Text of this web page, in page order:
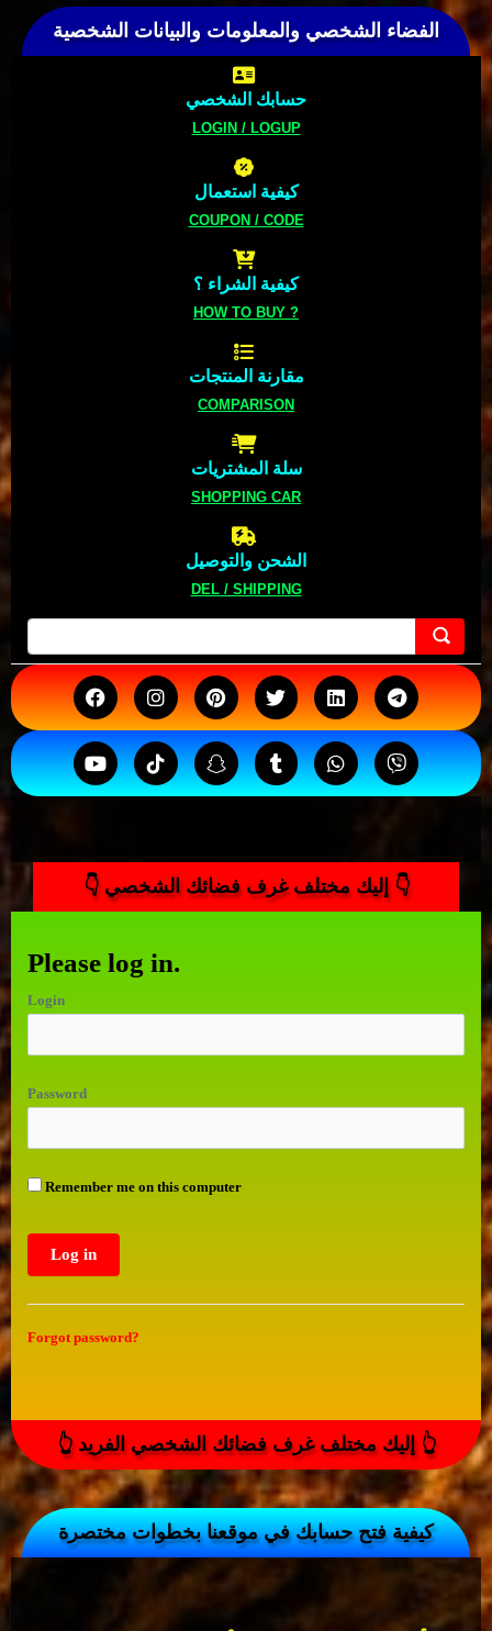
الفضاء الشخصي والمعلومات والبيانات الشخصية
حسابك الشخصي
LOGIN / LOGUP
كيفية استعمال
COUPON / CODE
كيفية الشراء ؟
HOW TO BUY ?
مقارنة المنتجات
COMPARISON
سلة المشتريات
SHOPPING CAR
الشحن والتوصيل
DEL / SHIPPING
👇 إليك مختلف غرف فضائك الشخصي 👇
Please log in.
Login
Password
Remember me on this computer
Forgot password?
👆 إليك مختلف غرف فضائك الشخصي الفريد 👆
كيفية فتح حسابك في موقعنا بخطوات مختصرة